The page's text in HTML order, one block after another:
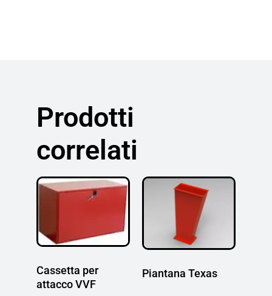
Prodotti
correlati
Cassetta per
attacco VVF
Piantana Texas